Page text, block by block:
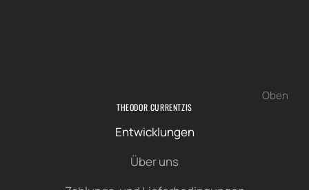
Oben
THEODOR CURRENTZIS
Entwicklungen
Über uns